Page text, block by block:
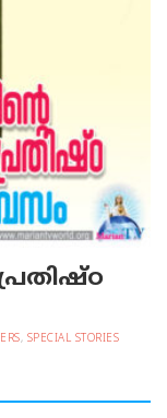
, SPECIAL STORIES